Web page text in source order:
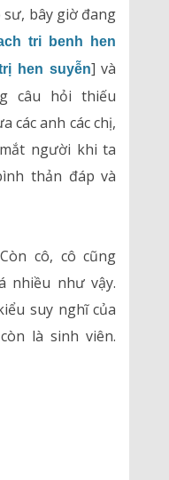
sư, bây giờ đang
tri benh hen
hen suyễn] và
câu hỏi thiếu
các anh các chị,
người khi ta
thản đáp và
cô, cô cũng
nhiều như vậy.
suy nghĩ của
là sinh viên.